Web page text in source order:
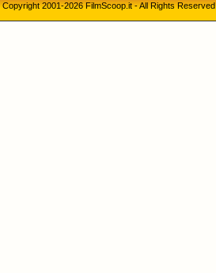
Copyright 2001-2026 FilmScoop.it - All Rights Reserved